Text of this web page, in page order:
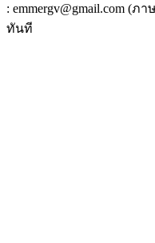
: emmergv@gmail.com (
ทันที